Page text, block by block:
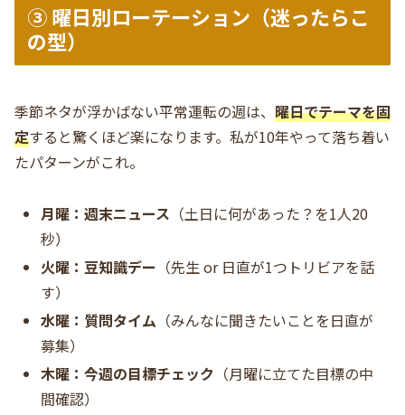
③ 曜日別ローテーション（迷ったらこ
の型）
季節ネタが浮かばない平常運転の週は、 曜日でテーマを固
定すると驚くほど楽になります。私が10年やって落ち着い
たパターンがこれ。
月曜：週末ニュース （土日に何があった？を1人20
秒）
火曜：豆知識デー （先生 or 日直が1つトリビアを話
す）
水曜：質問タイム （みんなに聞きたいことを日直が
募集）
木曜：今週の目標チェック （月曜に立てた目標の中
間確認）